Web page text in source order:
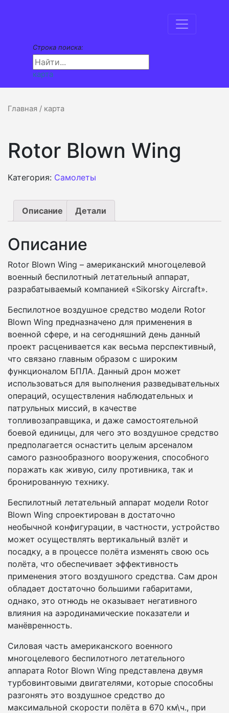
Строка поиска:
карта
Главная / карта
Rotor Blown Wing
Категория: Самолеты
Описание Детали
Описание
Rotor Blown Wing – американский многоцелевой
военный беспилотный летательный аппарат,
разрабатываемый компанией «Sikorsky Aircraft».
Беспилотное воздушное средство модели Rotor
Blown Wing предназначено для применения в
военной сфере, и на сегодняшний день данный
проект расценивается как весьма перспективный,
что связано главным образом с широким
функционалом БПЛА. Данный дрон может
использоваться для выполнения разведывательных
операций, осуществления наблюдательных и
патрульных миссий, в качестве
топливозаправщика, и даже самостоятельной
боевой единицы, для чего это воздушное средство
предполагается оснастить целым арсеналом
самого разнообразного вооружения, способного
поражать как живую, силу противника, так и
бронированную технику.
Беспилотный летательный аппарат модели Rotor
Blown Wing спроектирован в достаточно
необычной конфигурации, в частности, устройство
может осуществлять вертикальный взлёт и
посадку, а в процессе полёта изменять свою ось
полёта, что обеспечивает эффективность
применения этого воздушного средства. Сам дрон
обладает достаточно большими габаритами,
однако, это отнюдь не оказывает негативного
влияния на аэродинамические показатели и
манёвренность.
Силовая часть американского военного
многоцелевого беспилотного летательного
аппарата Rotor Blown Wing представлена двумя
турбовинтовыми двигателями, которые способны
разгонять это воздушное средство до
максимальной скорости полёта в 670 км\ч., при